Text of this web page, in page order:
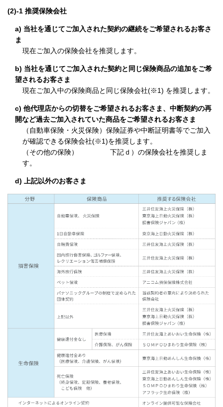
(2)-1 推奨保険会社
a) 当社を通じてご加入された契約の継続をご希望されるお客さ
ま
現在ご加入の保険会社を推奨します。
b) 当社を通じてご加入された契約と同じ保険商品の追加をご希
望されるお客さま
現在ご加入中の保険商品と同じ保険会社(※1) を推奨します。
c) 他代理店からの切替をご希望されるお客さま、中断契約の再
開など過去ご加入されていた商品をご希望されるお客さま
（自動車保険・火災保険）保険証券や中断証明書等でご加入
が確認できる保険会社(※1)を推奨します。
（その他の保険） 下記ｄ）の保険会社を推奨しま
す。
d) 上記以外のお客さま